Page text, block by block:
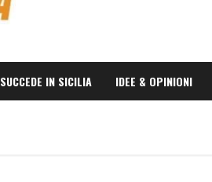
SUCCEDE IN SICILIA IDEE & OPINIONI